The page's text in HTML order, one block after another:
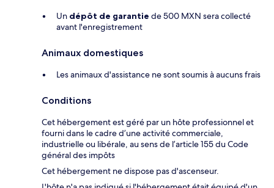
Un dépôt de garantie de 500 MXN sera collecté
avant l'enregistrement
Animaux domestiques
Les animaux d'assistance ne sont soumis à aucuns frais
Conditions
Cet hébergement est géré par un hôte professionnel et
fourni dans le cadre d’une activité commerciale,
industrielle ou libérale, au sens de l’article 155 du Code
général des impôts
Cet hébergement ne dispose pas d'ascenseur.